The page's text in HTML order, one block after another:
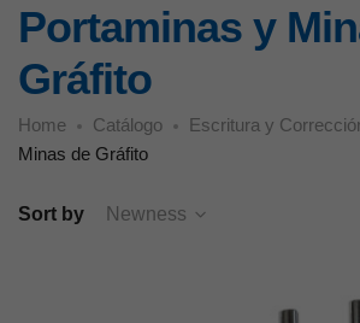
Portaminas y
Gráfito
Home Catálogo Escritura y
Minas de Gráfito
Sort by Newness